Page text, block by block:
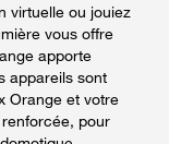
virtuelle ou jouiez
vous offre
apporte
appareils sont
Orange et votre
pour